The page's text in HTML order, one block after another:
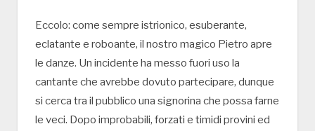
Eccolo: come sempre istrionico, esuberante,
eclatante e roboante, il nostro magico Pietro apre
le danze. Un incidente ha messo fuori uso la
cantante che avrebbe dovuto partecipare, dunque
si cerca tra il pubblico una signorina che possa farne
le veci. Dopo improbabili, forzati e timidi provini ed